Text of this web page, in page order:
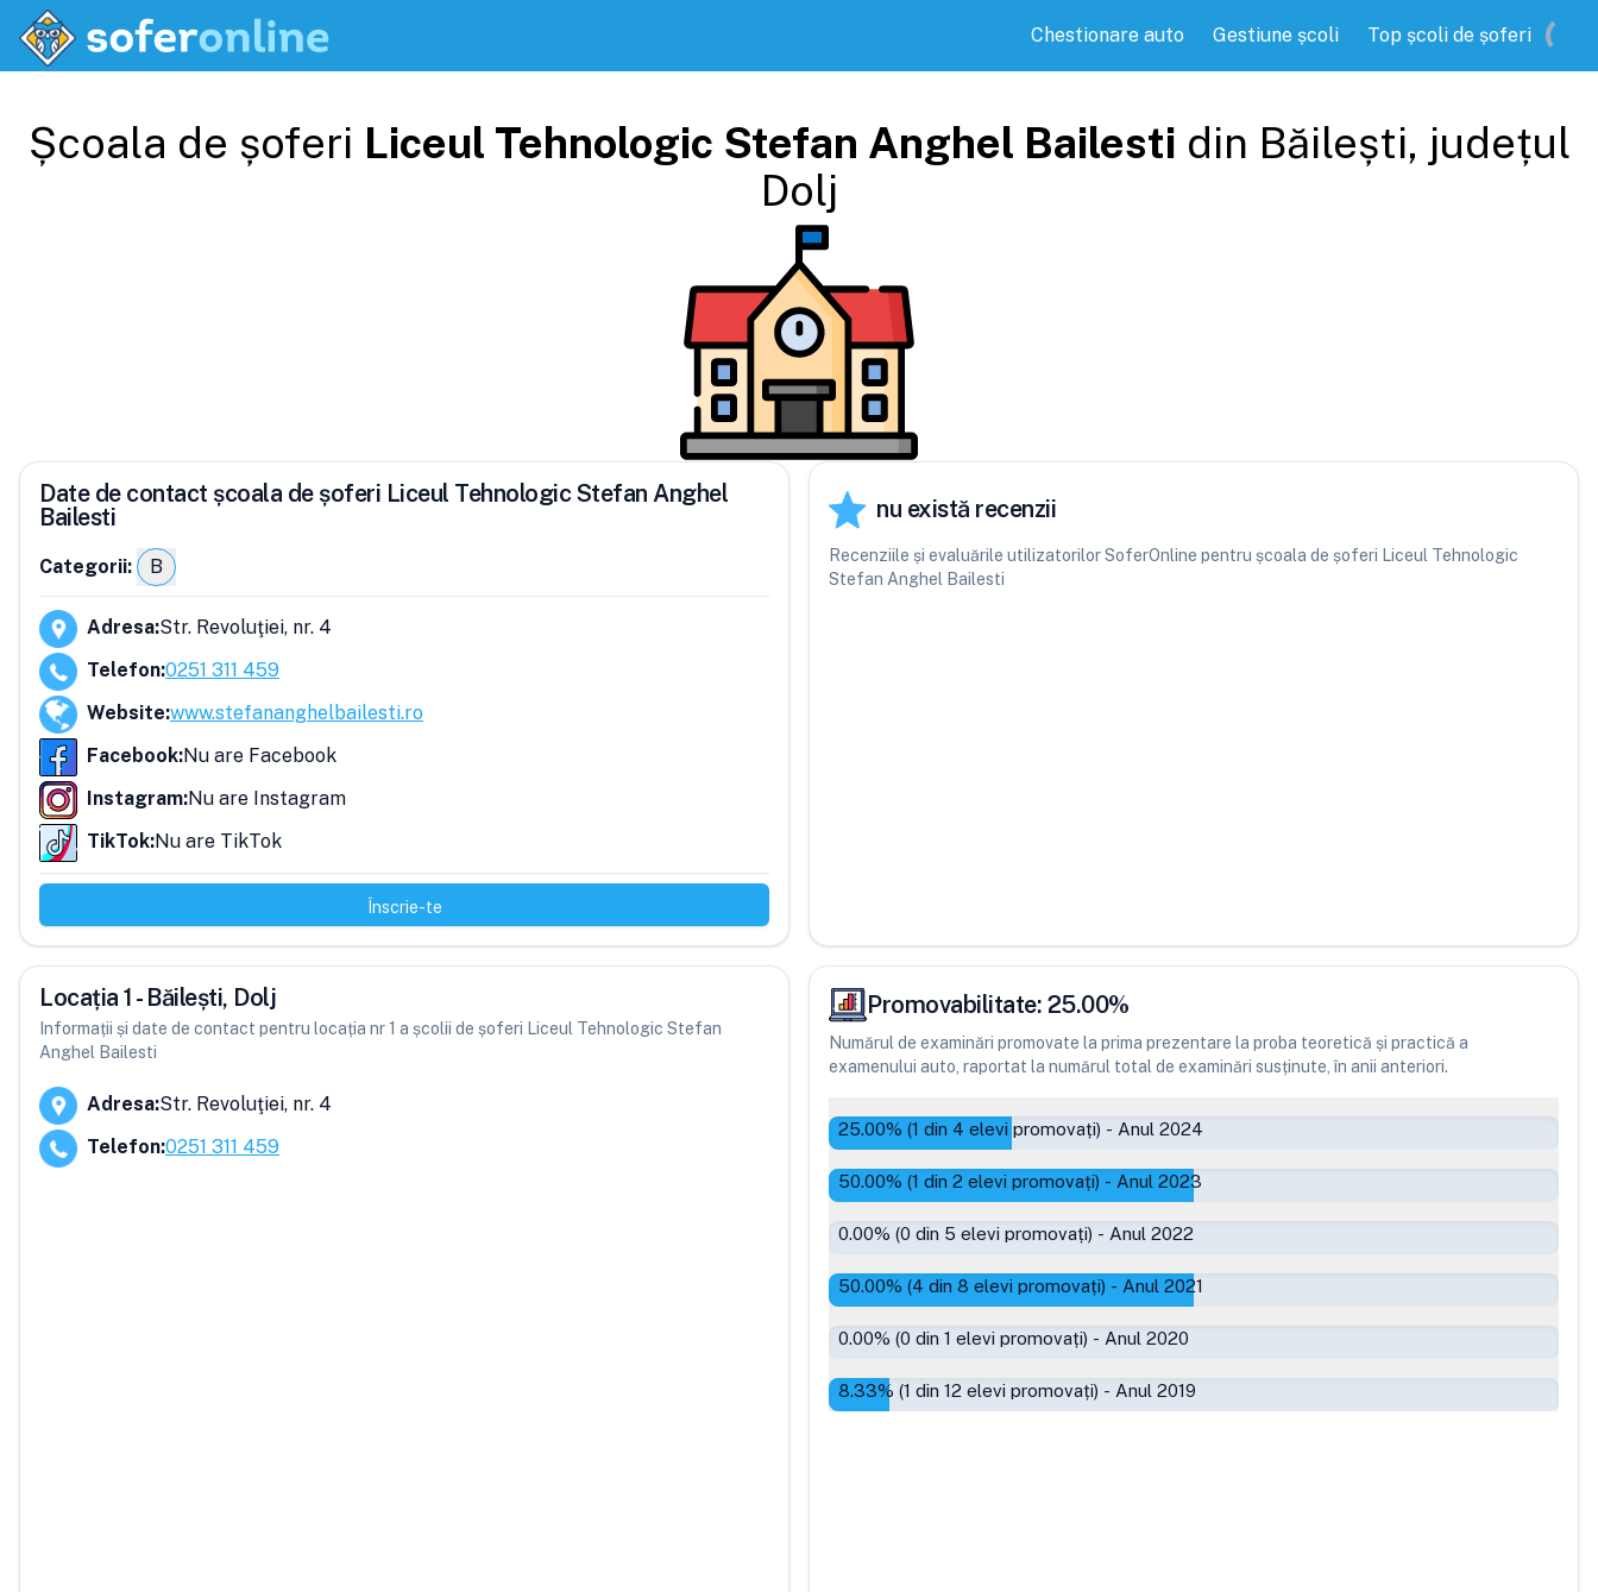
Chestionare auto Gestiune școli Top școli de șoferi
Școala de șoferi Liceul Tehnologic Stefan Anghel Bailesti din Băilești, județul
Dolj
Date de contact școala de șoferi Liceul Tehnologic Stefan Anghel
Bailesti
Categorii: B
Adresa:Str. Revoluţiei, nr. 4
Telefon:0251 311 459
Website:www.stefananghelbailesti.ro
Facebook:Nu are Facebook
Instagram:Nu are Instagram
TikTok:Nu are TikTok
Înscrie-te
nu există recenzii
Recenziile și evaluările utilizatorilor SoferOnline pentru școala de șoferi Liceul Tehnologic
Stefan Anghel Bailesti
Locația 1 - Băilești, Dolj
Informații și date de contact pentru locația nr 1 a școlii de șoferi Liceul Tehnologic Stefan
Anghel Bailesti
Adresa:Str. Revoluţiei, nr. 4
Telefon:0251 311 459
Promovabilitate: 25.00%
Numărul de examinări promovate la prima prezentare la proba teoretică și practică a
examenului auto, raportat la numărul total de examinări susținute, în anii anteriori.
25.00% (1 din 4 elevi promovați) - Anul 2024
50.00% (1 din 2 elevi promovați) - Anul 2023
0.00% (0 din 5 elevi promovați) - Anul 2022
50.00% (4 din 8 elevi promovați) - Anul 2021
0.00% (0 din 1 elevi promovați) - Anul 2020
8.33% (1 din 12 elevi promovați) - Anul 2019